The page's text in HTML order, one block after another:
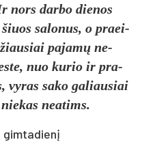
nors dar­bo die­nos
sa­lo­nus, o praei­
pa­jamų ne­
nuo ku­rio ir pra­
vy­ras sa­ko ga­liau­siai
nea­tims.
gim­ta­die­nį